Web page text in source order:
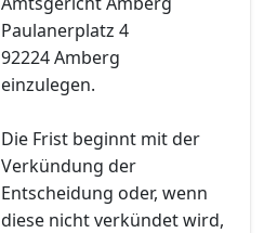
Paulanerplatz 4
92224 Amberg
einzulegen.
Die Frist beginnt mit der
Verkündung der
Entscheidung oder, wenn
diese nicht verkündet wird,